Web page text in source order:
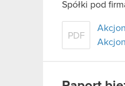
Spółki pod
PDF